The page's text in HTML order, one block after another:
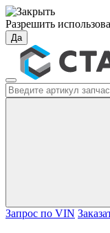
Разрешить
Да
Запрос по VIN